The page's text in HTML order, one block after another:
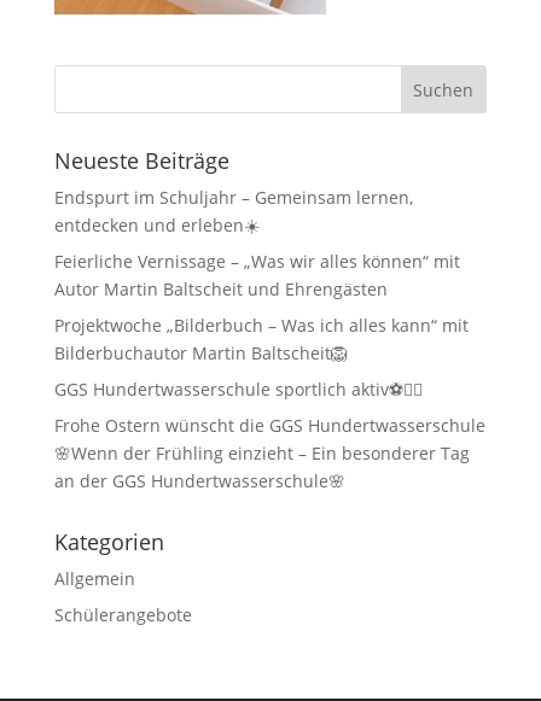
Neueste Beiträge
Endspurt im Schuljahr – Gemeinsam lernen,
entdecken und erleben☀️
Feierliche Vernissage – „Was wir alles können“ mit
Autor Martin Baltscheit und Ehrengästen
Projektwoche „Bilderbuch – Was ich alles kann“ mit
Bilderbuchautor Martin Baltscheit🦁
GGS Hundertwasserschule sportlich aktiv⚽🏃‍♂️
Frohe Ostern wünscht die GGS Hundertwasserschule
🌸Wenn der Frühling einzieht – Ein besonderer Tag
an der GGS Hundertwasserschule🌸
Kategorien
Allgemein
Schülerangebote